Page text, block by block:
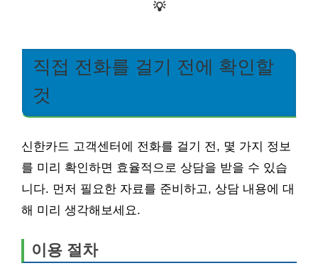
💡
직접 전화를 걸기 전에 확인할
것
신한카드 고객센터에 전화를 걸기 전, 몇 가지 정보
를 미리 확인하면 효율적으로 상담을 받을 수 있습
니다. 먼저 필요한 자료를 준비하고, 상담 내용에 대
해 미리 생각해보세요.
이용 절차